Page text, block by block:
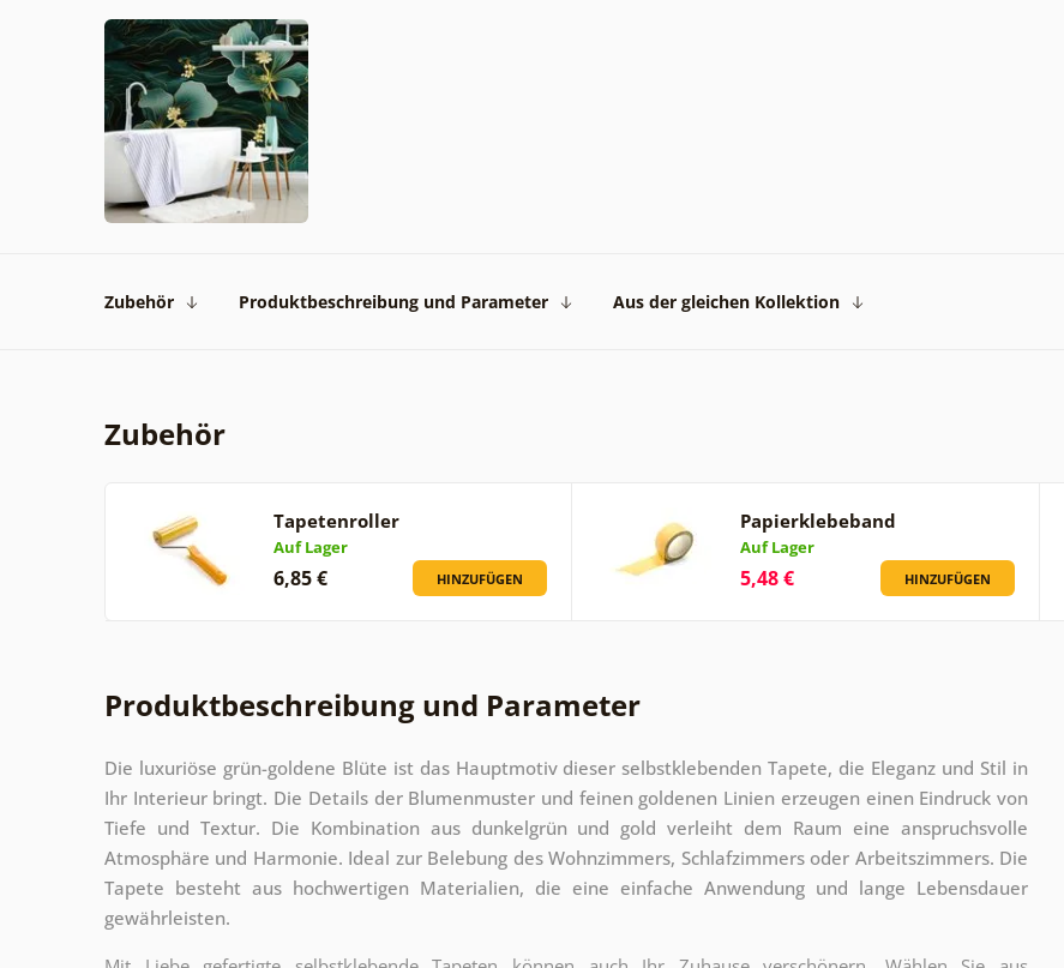
Zubehör Produktbeschreibung und Parameter Aus der gleichen Kollektion
Zubehör
Tapetenroller
Auf Lager
6,85 € HINZUFÜGEN
Papierklebeband
Auf Lager
5,48 € HINZUFÜGEN
Produktbeschreibung und Parameter
Die luxuriöse grün-goldene Blüte ist das Hauptmotiv dieser selbstklebenden Tapete, die Eleganz und Stil in
Ihr Interieur bringt. Die Details der Blumenmuster und feinen goldenen Linien erzeugen einen Eindruck von
Tiefe und Textur. Die Kombination aus dunkelgrün und gold verleiht dem Raum eine anspruchsvolle
Atmosphäre und Harmonie. Ideal zur Belebung des Wohnzimmers, Schlafzimmers oder Arbeitszimmers. Die
Tapete besteht aus hochwertigen Materialien, die eine einfache Anwendung und lange Lebensdauer
gewährleisten.